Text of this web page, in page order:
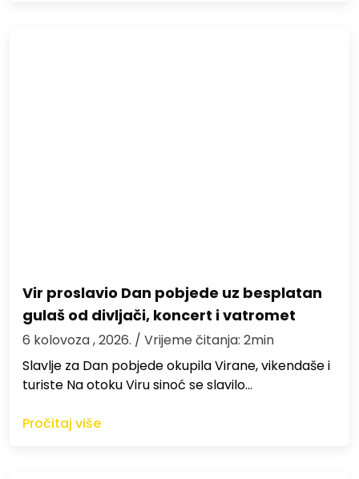
Vir proslavio Dan pobjede uz besplatan
gulaš od divljači, koncert i vatromet
6 kolovoza , 2026. / Vrijeme čitanja: 2min
Slavlje za Dan pobjede okupila Virane, vikendaše i
turiste Na otoku Viru sinoć se slavilo…
Pročitaj više